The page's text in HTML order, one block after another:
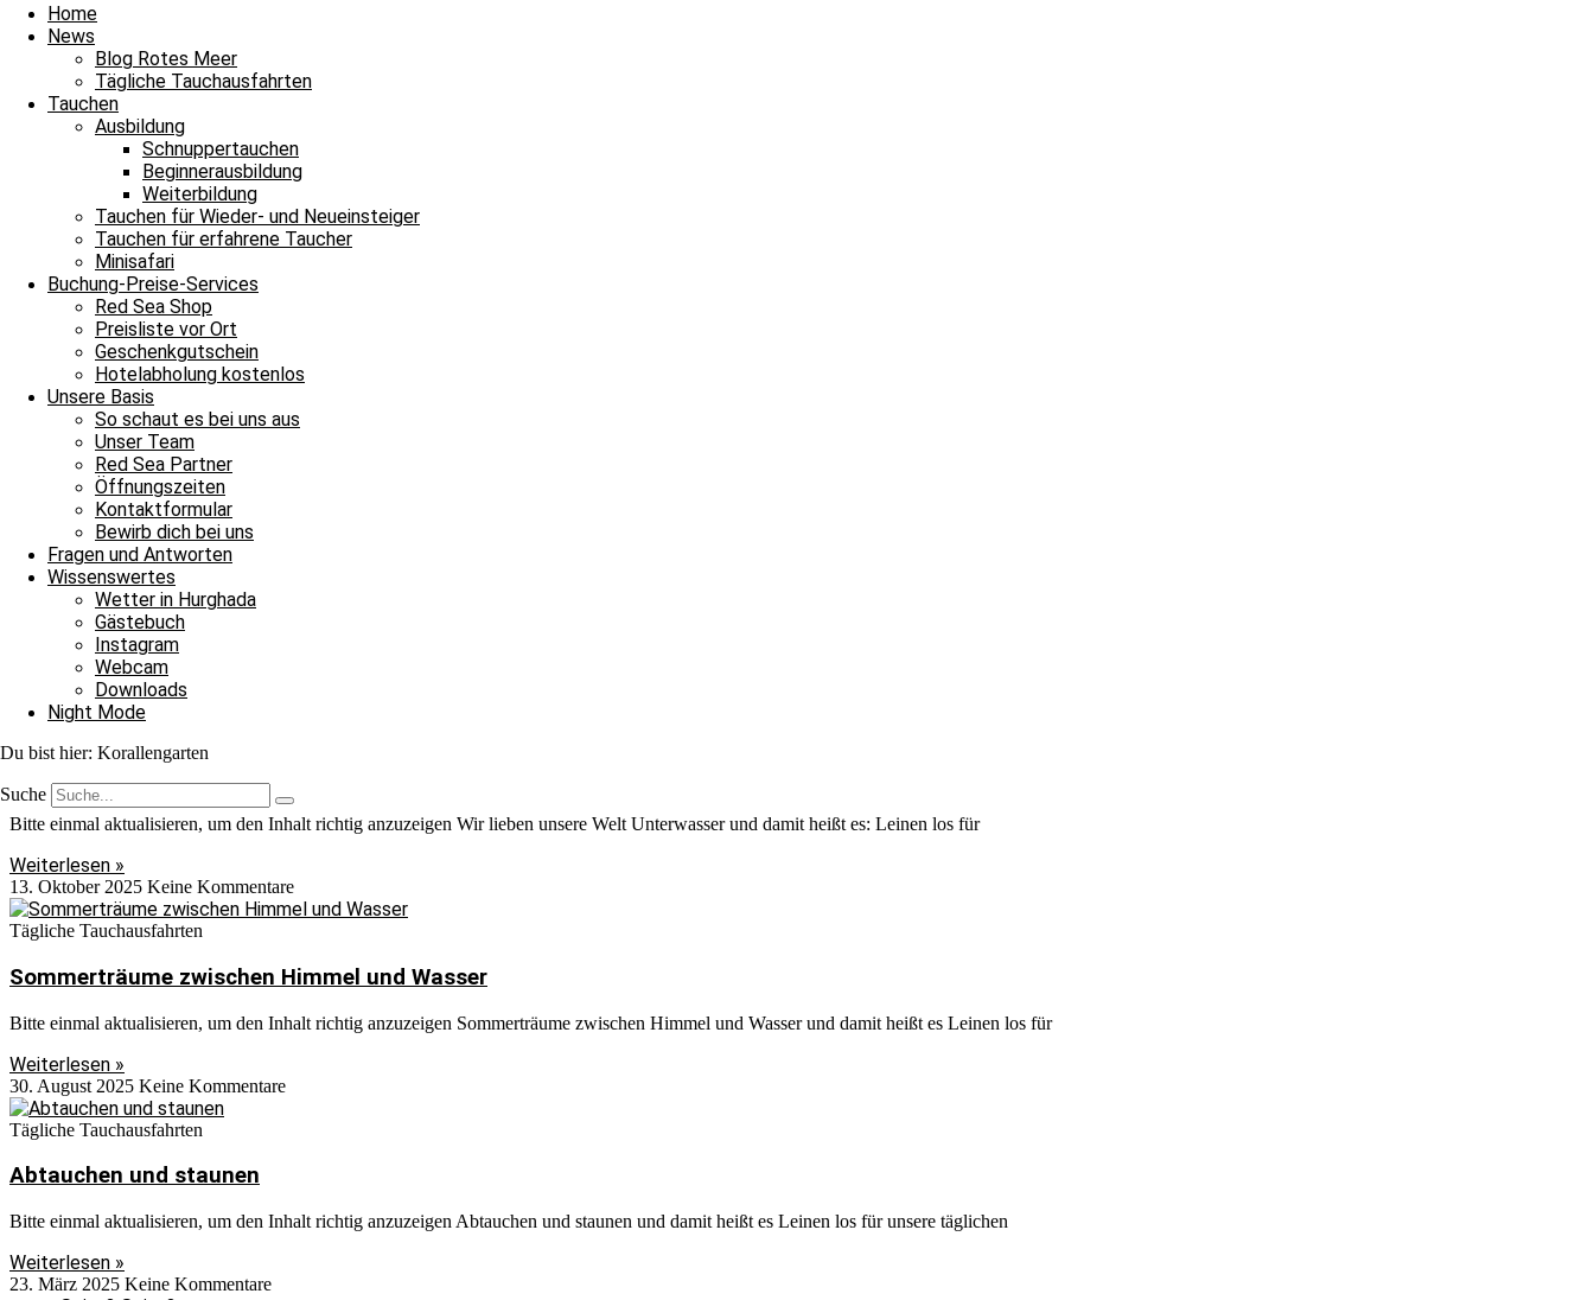
Home
News
Blog Rotes Meer
Tägliche Tauchausfahrten
Tauchen
Ausbildung
Schnuppertauchen
Beginnerausbildung
Weiterbildung
Tauchen für Wieder- und Neueinsteiger
Tauchen für erfahrene Taucher
Minisafari
Buchung-Preise-Services
Red Sea Shop
Preisliste vor Ort
Geschenkgutschein
Hotelabholung kostenlos
Unsere Basis
So schaut es bei uns aus
Unser Team
Red Sea Partner
Öffnungszeiten
Kontaktformular
Bewirb dich bei uns
Fragen und Antworten
Wissenswertes
Wetter in Hurghada
Gästebuch
Instagram
Webcam
Downloads
Night Mode
Du bist hier: Korallengarten
Suche
Bitte einmal aktualisieren, um den Inhalt richtig anzuzeigen Tolle Gäste, schöne Tauchplätze und damit heißt es: Leinen los für unsere
Weiterlesen »
27. April 2026Keine Kommentare
Tägliche Tauchausfahrten
Guide-Frauenpower am Weltfrauentag
Bitte einmal aktualisieren, um den Inhalt richtig anzuzeigen Guide-Frauenpower am Weltfrauentag und damit heißt es: Leinen los für unsere täglichen
Weiterlesen »
8. März 2026Keine Kommentare
Tägliche Tauchausfahrten
Heute gab es Gästebetreuung im Luxusformat
Bitte einmal aktualisieren, um den Inhalt richtig anzuzeigen Heute gab es Gästebetreuung im Luxusformat und damit heißt es: Leinen los
Weiterlesen »
30. Januar 2026Keine Kommentare
Tägliche Tauchausfahrten
Geschichten und Sehnsüchte
Bitte einmal aktualisieren, um den Inhalt richtig anzuzeigen Geschichten und Sehnsüchte und damit heißt es: Leinen los für unsere täglichen
Weiterlesen »
17. November 2025Keine Kommentare
Wir lieben unsere Welt Unterwasser
Bitte einmal aktualisieren, um den Inhalt richtig anzuzeigen Wir lieben unsere Welt Unterwasser und damit heißt es: Leinen los für
Weiterlesen »
13. Oktober 2025 Keine Kommentare
Tägliche Tauchausfahrten
Sommerträume zwischen Himmel und Wasser
Bitte einmal aktualisieren, um den Inhalt richtig anzuzeigen Sommerträume zwischen Himmel und Wasser und damit heißt es Leinen los für
Weiterlesen »
30. August 2025 Keine Kommentare
Tägliche Tauchausfahrten
Abtauchen und staunen
Bitte einmal aktualisieren, um den Inhalt richtig anzuzeigen Abtauchen und staunen und damit heißt es Leinen los für unsere täglichen
Weiterlesen »
23. März 2025 Keine Kommentare